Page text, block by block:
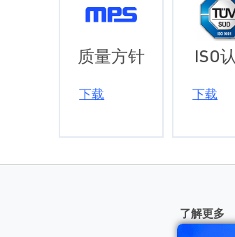
质量方针
下载
ISO
下载
了解更多